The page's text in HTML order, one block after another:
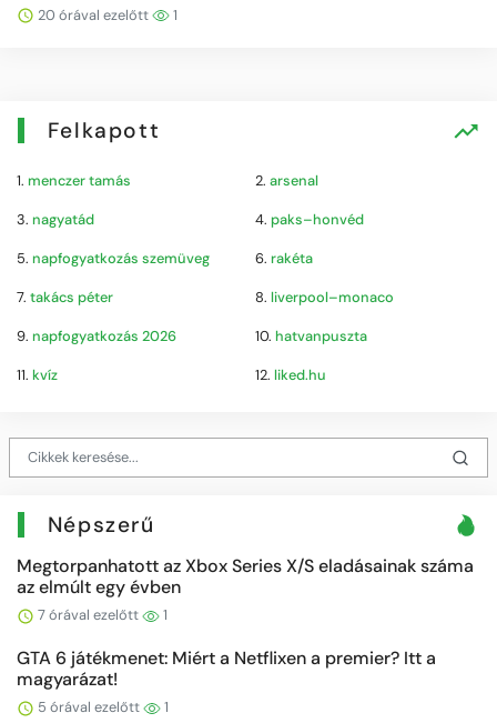
20 órával ezelőtt 1
Felkapott
1. menczer tamás 2. arsenal
3. nagyatád 4. paks–honvéd
5. napfogyatkozás szemüveg 6. rakéta
7. takács péter 8. liverpool–monaco
9. napfogyatkozás 2026 10. hatvanpuszta
11. kvíz 12. liked.hu
Népszerű
Megtorpanhatott az Xbox Series X/S eladásainak száma
az elmúlt egy évben
7 órával ezelőtt 1
GTA 6 játékmenet: Miért a Netflixen a premier? Itt a
magyarázat!
5 órával ezelőtt 1